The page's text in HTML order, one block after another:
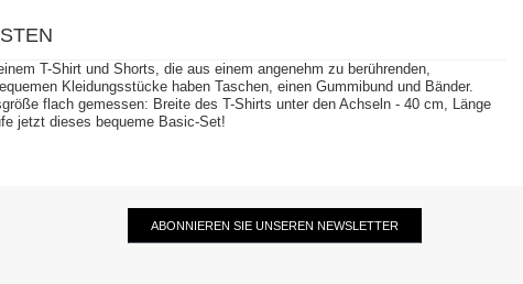
T-Shirt und Shorts, die aus einem angenehm zu berührenden,
Kleidungsstücke haben Taschen, einen Gummibund und Bänder.
flach gemessen: Breite des T-Shirts unter den Achseln - 40 cm, Länge
jetzt dieses bequeme Basic-Set!
ABONNIEREN SIE UNSEREN NEWSLETTER